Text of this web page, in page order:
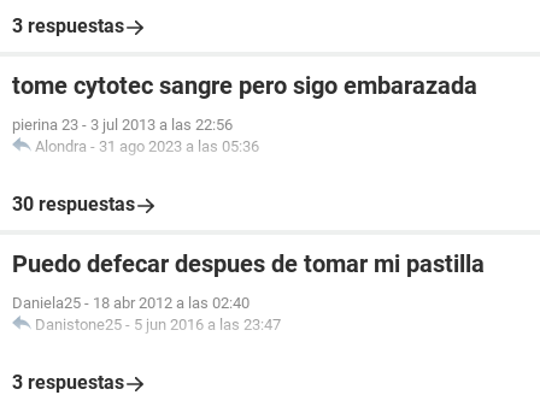
3 respuestas
tome cytotec sangre pero sigo embarazada
pierina 23 - 3 jul 2013 a las 22:56
Alondra - 31 ago 2023 a las 05:36
30 respuestas
Puedo defecar despues de tomar mi pastilla
Daniela25 - 18 abr 2012 a las 02:40
Danistone25 - 5 jun 2016 a las 23:47
3 respuestas